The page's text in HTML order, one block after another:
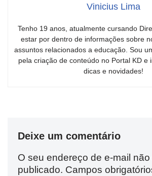
Vinicius Lima
Tenho 19 anos, atualmente cursando
estar por dentro de informações sobre
assuntos relacionados a educação. Sou
pela criação de conteúdo no Portal KD e
dicas e novidades!
Deixe um comentário
O seu endereço de e-mail não
publicado. Campos